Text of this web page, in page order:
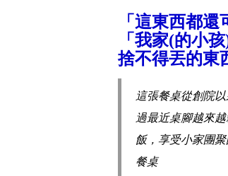
「這東西都還
「我家(的小
捨不得丟的東
這張餐桌從創院
過最近桌腳越來
飯，享受小家團
餐桌